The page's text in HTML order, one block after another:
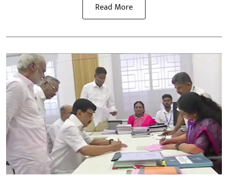
Read More